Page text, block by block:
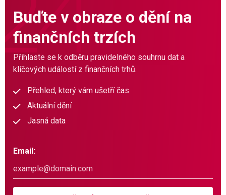
Buďte v obraze o dění na
finančních trzích
Přihlaste se k odběru pravidelného souhrnu dat a
klíčových událostí z finančních trhů.
Přehled, který vám ušetří čas
Aktuální dění
Jasná data
Email: